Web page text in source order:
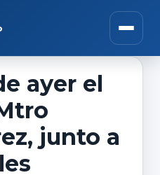
Abrir
ayer el
junto a